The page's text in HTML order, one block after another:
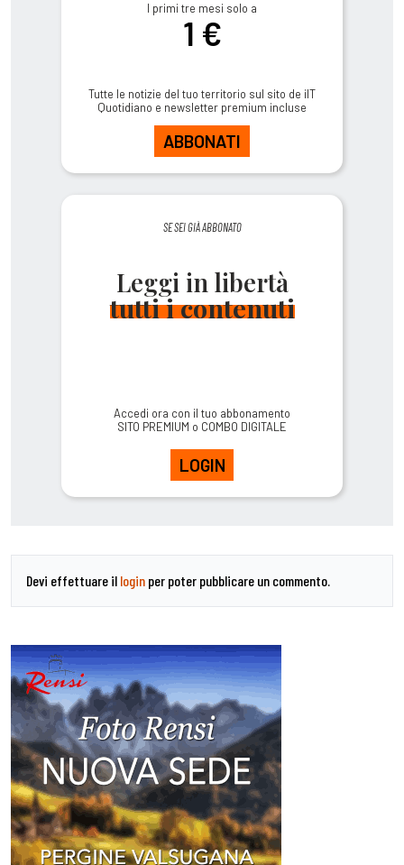
I primi tre mesi solo a
1 €
Tutte le notizie del tuo territorio sul sito de ilT
Quotidiano e newsletter premium incluse
ABBONATI
SE SEI GIÀ ABBONATO
Leggi in libertà
tutti i contenuti
Accedi ora con il tuo abbonamento
SITO PREMIUM o COMBO DIGITALE
LOGIN
Devi effettuare il login per poter pubblicare un commento.